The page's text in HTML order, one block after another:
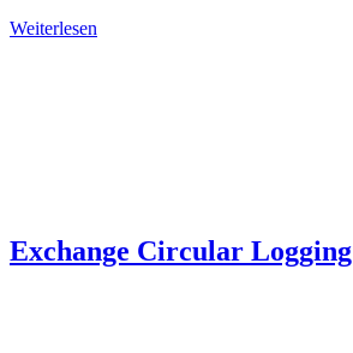
Weiterlesen
Exchange Circular Logging